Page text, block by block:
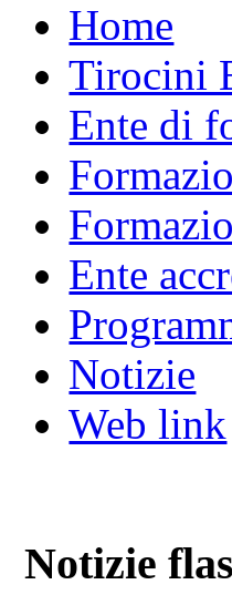
Home
Tirocini
Ente di
Ente
Notizie
Web link
Notizie